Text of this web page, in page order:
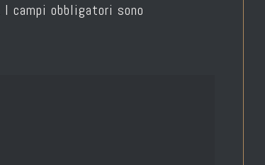
I campi obbligatori sono